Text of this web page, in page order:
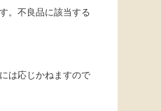
。不良品に該当する
は応じかねますので